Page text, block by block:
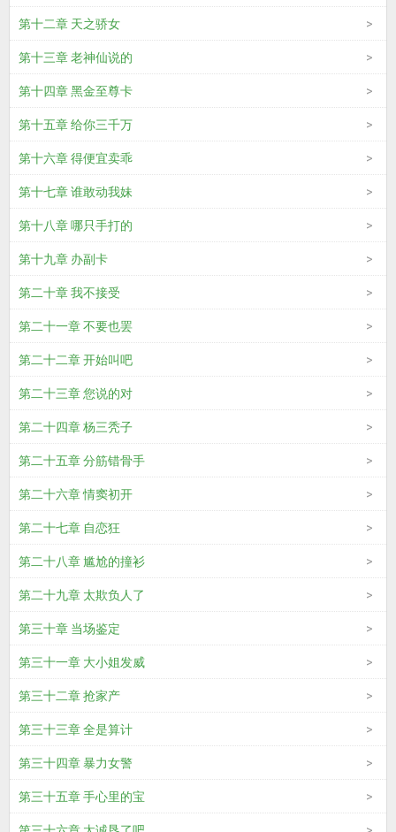
第十二章 天之骄女
第十三章 老神仙说的
第十四章 黑金至尊卡
第十五章 给你三千万
第十六章 得便宜卖乖
第十七章 谁敢动我妹
第十八章 哪只手打的
第十九章 办副卡
第二十章 我不接受
第二十一章 不要也罢
第二十二章 开始叫吧
第二十三章 您说的对
第二十四章 杨三秃子
第二十五章 分筋错骨手
第二十六章 情窦初开
第二十七章 自恋狂
第二十八章 尴尬的撞衫
第二十九章 太欺负人了
第三十章 当场鉴定
第三十一章 大小姐发威
第三十二章 抢家产
第三十三章 全是算计
第三十四章 暴力女警
第三十五章 手心里的宝